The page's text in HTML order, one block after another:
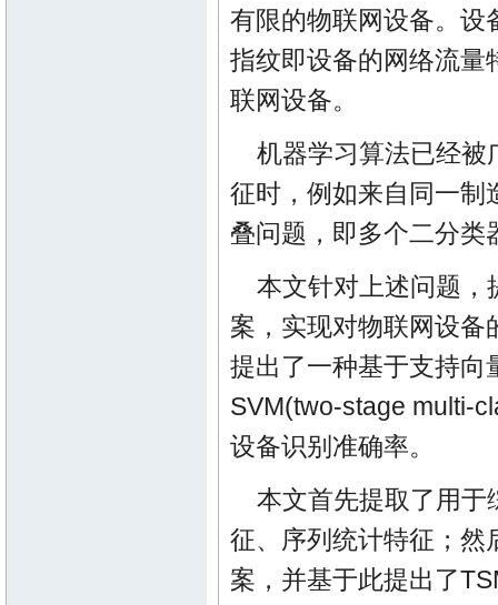
有限的物联网设备。设
指纹即设备的网络流量
联网设备。
机器学习算法已经被
征时，例如来自同一制
叠问题，即多个二分类
本文针对上述问题，
案，实现对物联网设备
提出了一种基于支持向
SVM(two-stage multi-
设备识别准确率。
本文首先提取了用于
征、序列统计特征；然
案，并基于此提出了